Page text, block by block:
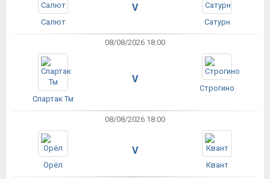
Салют
V
Сатурн
08/08/2026 18:00
Спартак Тм
V
Строгино
08/08/2026 18:00
Орёл
V
Квант